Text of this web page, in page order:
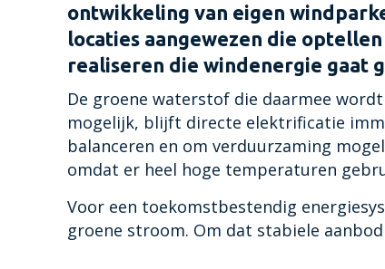
ontwikkeling van eigen
locaties aangewezen die
realiseren die windenergie gaat
De groene waterstof die daarmee
mogelijk, blijft directe elektrificatie
balanceren en om verduurzaming
omdat er heel hoge temperaturen
Voor een toekomstbestendig
groene stroom. Om dat stabiele